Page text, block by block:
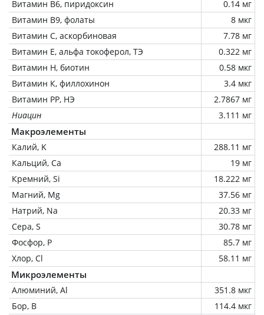
Витамин В6, пиридоксин
0.14 мг
Витамин В9, фолаты
8 мкг
Витамин C, аскорбиновая
7.78 мг
Витамин Е, альфа токоферол, ТЭ
0.322 мг
Витамин Н, биотин
0.58 мкг
Витамин К, филлохинон
3.4 мкг
Витамин РР, НЭ
2.7867 мг
Ниацин
3.111 мг
Макроэлементы
Калий, K
288.11 мг
Кальций, Ca
19 мг
Кремний, Si
18.222 мг
Магний, Mg
37.56 мг
Натрий, Na
20.33 мг
Сера, S
30.78 мг
Фосфор, P
85.7 мг
Хлор, Cl
58.11 мг
Микроэлементы
Алюминий, Al
351.8 мкг
Бор, B
114.4 мкг